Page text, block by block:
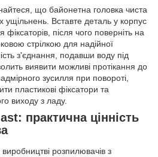
що байонетна головка чиста
ущільнень. Вставте деталь у корпус
після чого поверніть на
стрілкою для надійної
з'єднання, подавши воду під
виявити можливі протікання до
зусилля при повороті,
пластикові фіксатори та
виходу з ладу.
практична цінність
розпилювачів з